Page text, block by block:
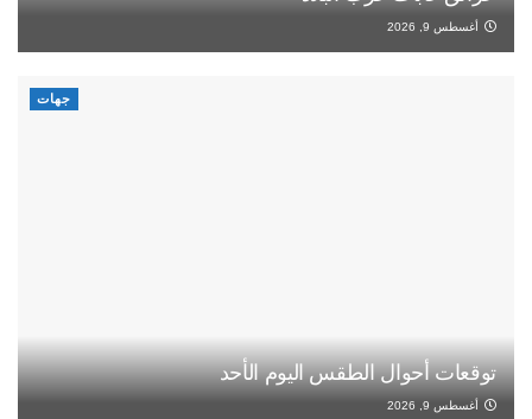
أغسطس 9, 2026
جهات
توقعات أحوال الطقس اليوم الأحد
أغسطس 9, 2026